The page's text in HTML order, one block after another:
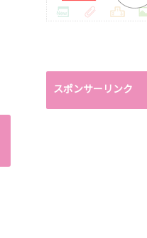
スポンサーリンク